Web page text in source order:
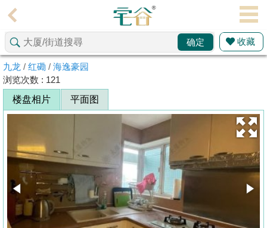
理
主
页
搵
楼/
业
主
放
盘
确定 收藏
九龙 / 红磡 / 海逸豪园
浏览次数 : 121
楼盘相片
平面图